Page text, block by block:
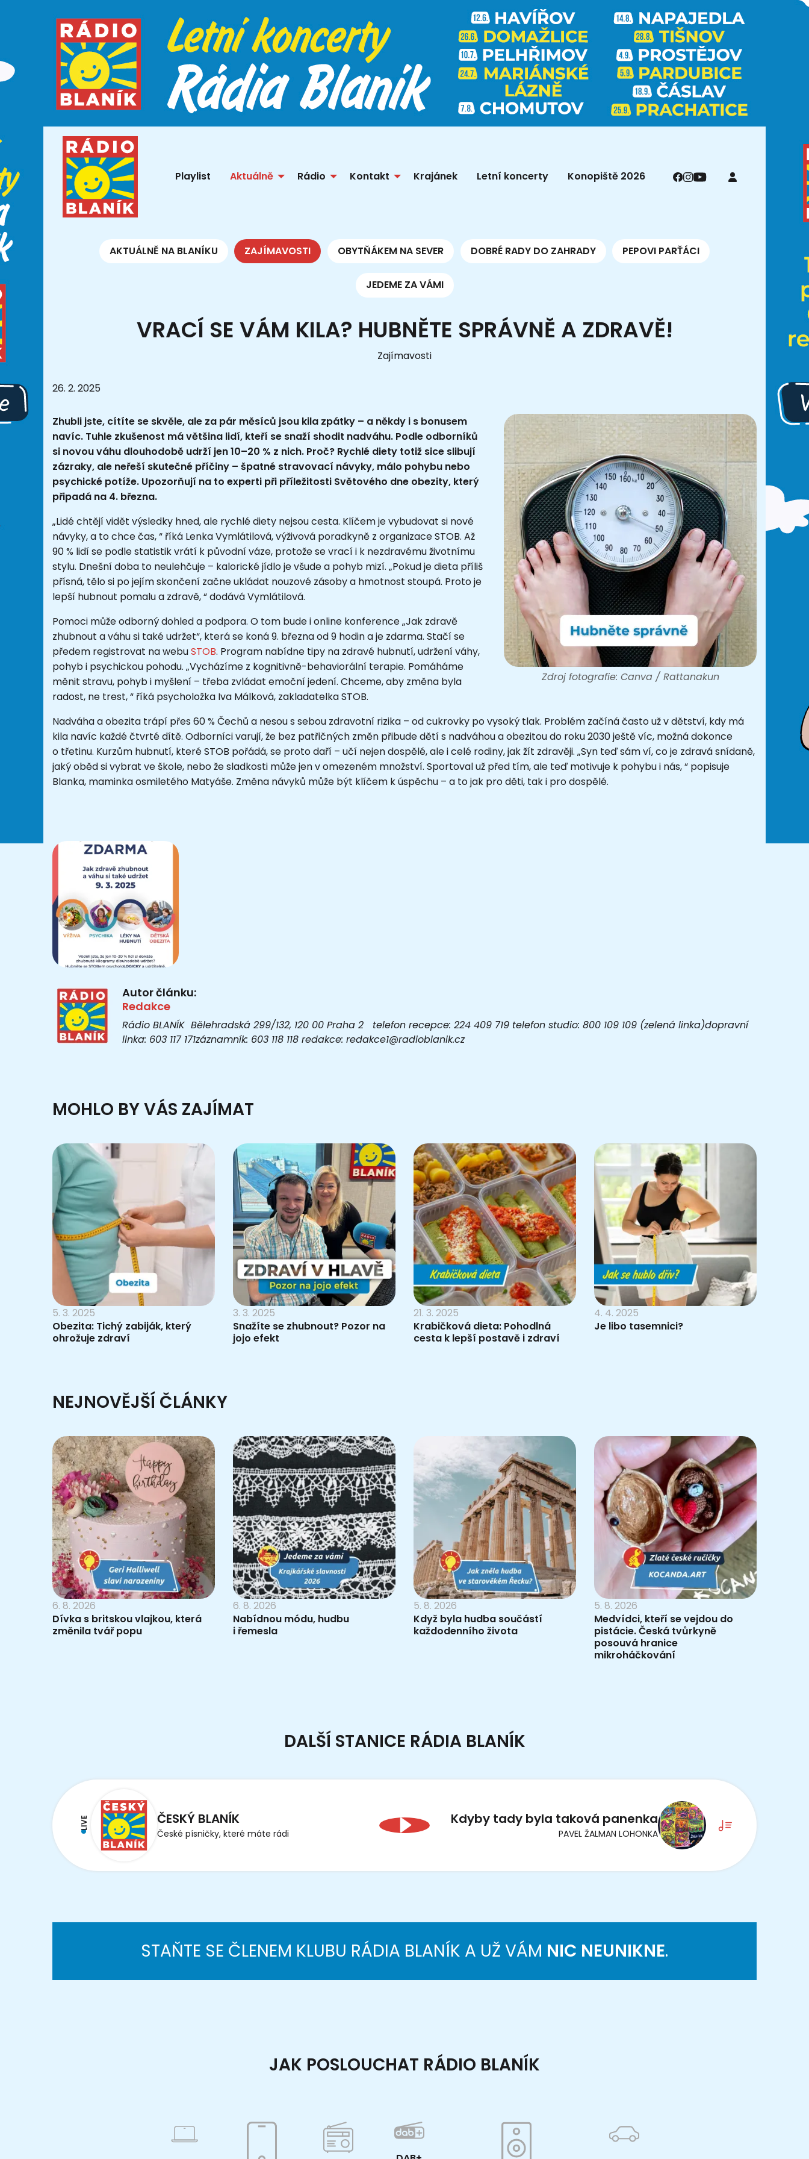
Playlist Aktuálně Rádio Kontakt Krajánek Letní koncerty Konopiště 2026
AKTUÁLNĚ NA BLANÍKU ZAJÍMAVOSTI OBYTŇÁKEM NA SEVER DOBRÉ RADY DO ZAHRADY PEPOVI PARŤÁCI
JEDEME ZA VÁMI
VRACÍ SE VÁM KILA? HUBNĚTE SPRÁVNĚ A ZDRAVĚ!
Zajímavosti
26. 2. 2025
Zdroj fotografie: Canva / Rattanakun
Zhubli jste, cítíte se skvěle, ale za pár měsíců jsou kila zpátky – a někdy i s bonusem
navíc. Tuhle zkušenost má většina lidí, kteří se snaží shodit nadváhu. Podle odborníků
si novou váhu dlouhodobě udrží jen 10–20 % z nich. Proč? Rychlé diety totiž sice slibují
zázraky, ale neřeší skutečné příčiny – špatné stravovací návyky, málo pohybu nebo
psychické potíže. Upozorňují na to experti při příležitosti Světového dne obezity, který
připadá na 4. března.
„Lidé chtějí vidět výsledky hned, ale rychlé diety nejsou cesta. Klíčem je vybudovat si nové
návyky, a to chce čas, “ říká Lenka Vymlátilová, výživová poradkyně z organizace STOB. Až
90 % lidí se podle statistik vrátí k původní váze, protože se vrací i k nezdravému životnímu
stylu. Dnešní doba to neulehčuje – kalorické jídlo je všude a pohyb mizí. „Pokud je dieta příliš
přísná, tělo si po jejím skončení začne ukládat nouzové zásoby a hmotnost stoupá. Proto je
lepší hubnout pomalu a zdravě, “ dodává Vymlátilová.
Pomoci může odborný dohled a podpora. O tom bude i online konference „Jak zdravě
zhubnout a váhu si také udržet“, která se koná 9. března od 9 hodin a je zdarma. Stačí se
předem registrovat na webuSTOB. Program nabídne tipy na zdravé hubnutí, udržení váhy,
pohyb i psychickou pohodu. „Vycházíme z kognitivně-behaviorální terapie. Pomáháme
měnit stravu, pohyb i myšlení – třeba zvládat emoční jedení. Chceme, aby změna byla
radost, ne trest, “ říká psycholožka Iva Málková, zakladatelka STOB.
Nadváha a obezita trápí přes 60 % Čechů a nesou s sebou zdravotní rizika – od cukrovky po vysoký tlak. Problém začíná často už v dětství, kdy má
kila navíc každé čtvrté dítě. Odborníci varují, že bez patřičných změn přibude dětí s nadváhou a obezitou do roku 2030 ještě víc, možná dokonce
o třetinu. Kurzům hubnutí, které STOB pořádá, se proto daří – učí nejen dospělé, ale i celé rodiny, jak žít zdravěji. „Syn teď sám ví, co je zdravá snídaně,
jaký oběd si vybrat ve škole, nebo že sladkosti může jen v omezeném množství. Sportoval už před tím, ale teď motivuje k pohybu i nás, “ popisuje
Blanka, maminka osmiletého Matyáše. Změna návyků může být klíčem k úspěchu – a to jak pro děti, tak i pro dospělé.
Autor článku:
Redakce
Rádio BLANÍK Bělehradská 299/132, 120 00 Praha 2 telefon recepce: 224 409 719 telefon studio: 800 109 109 (zelená linka)dopravní
linka: 603 117 171záznamník: 603 118 118 redakce: redakce1@radioblanik.cz
MOHLO BY VÁS ZAJÍMAT
5. 3. 2025
Obezita: Tichý zabiják, který
ohrožuje zdraví
3. 3. 2025
Snažíte se zhubnout? Pozor na
jojo efekt
21. 3. 2025
Krabičková dieta: Pohodlná
cesta k lepší postavě i zdraví
4. 4. 2025
Je libo tasemnici?
NEJNOVĚJŠÍ ČLÁNKY
6. 8. 2026
Dívka s britskou vlajkou, která
změnila tvář popu
6. 8. 2026
Nabídnou módu, hudbu
i řemesla
5. 8. 2026
Když byla hudba součástí
každodenního života
5. 8. 2026
Medvídci, kteří se vejdou do
pistácie. Česká tvůrkyně
posouvá hranice
mikroháčkování
DALŠÍ STANICE RÁDIA BLANÍK
LIVE ČESKÝ BLANÍK
České písničky, které máte rádi
Kdyby tady byla taková panenka
PAVEL ŽALMAN LOHONKA
STAŇTE SE ČLENEM KLUBU RÁDIA BLANÍK A UŽ VÁM NIC NEUNIKNE.
JAK POSLOUCHAT RÁDIO BLANÍK